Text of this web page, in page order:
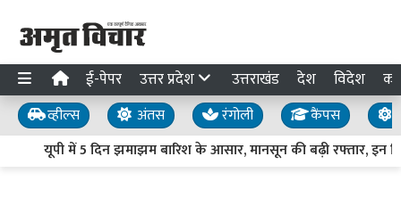
ई-पेपर उत्तर प्रदेश उत्तराखंड देश विदेश
व्हील्स अंतस रंगोली कैंपस
यूपी में 5 दिन झमाझम बारिश के आसार, मानसून की बढ़ी रफ्तार, इन